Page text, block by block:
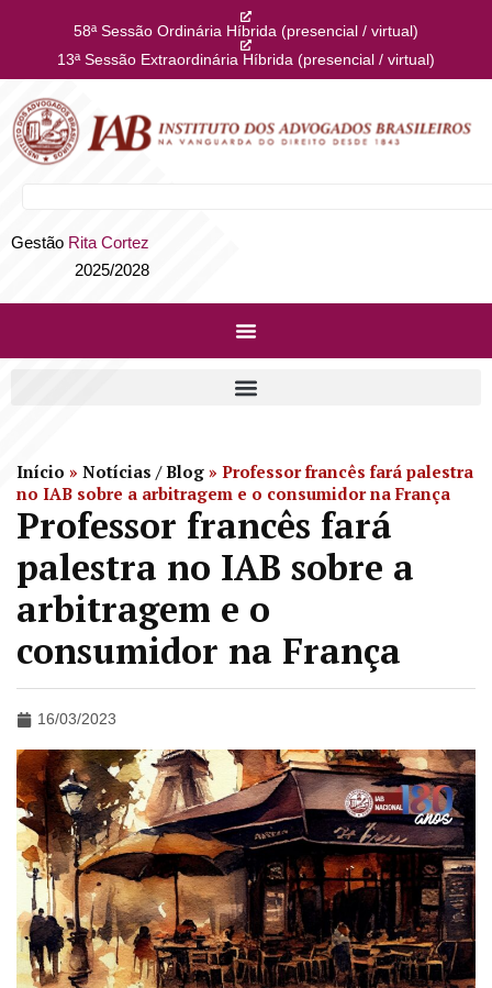
58ª Sessão Ordinária Híbrida (presencial / virtual)
13ª Sessão Extraordinária Híbrida (presencial / virtual)
Gestão Rita Cortez
2025/2028
Início » Notícias / Blog » Professor francês fará palestra
no IAB sobre a arbitragem e o consumidor na França
Professor francês fará
palestra no IAB sobre a
arbitragem e o
consumidor na França
16/03/2023